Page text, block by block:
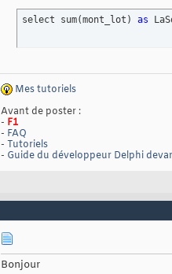
select sum(mont_lot ) as
Mes tutoriels
Avant de poster :
- F1
- FAQ
- Tutoriels
- Guide du développeur Delphi
Bonjour